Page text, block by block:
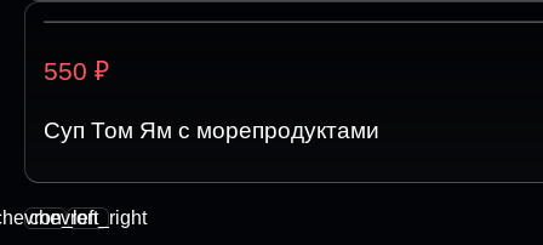
550 ₽
Суп Том Ям с морепродуктами
chevron_right